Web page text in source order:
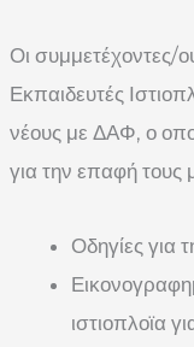
Οι συμμετέχοντες/
Εκπαιδευτές
νέους με ΔΑΦ, ο
για την επαφή τους
Οδηγίες για
ιστιοπλοϊα